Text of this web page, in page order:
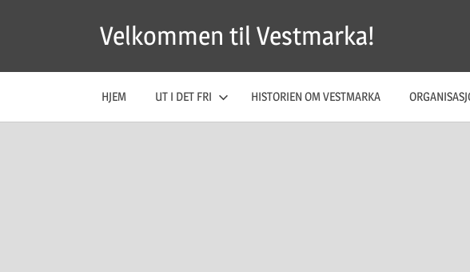
Velkommen til Vestmarka!
HJEM UT I DET FRI HISTORIEN OM VESTMARKA